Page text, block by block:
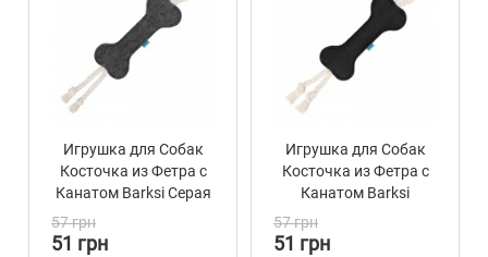
Игрушка для Собак
Косточка из Фетра с
Канатом Barksi Серая
57 грн
51 грн
Игрушка для Собак
Косточка из Фетра с
Канатом Barksi
57 грн
51 грн